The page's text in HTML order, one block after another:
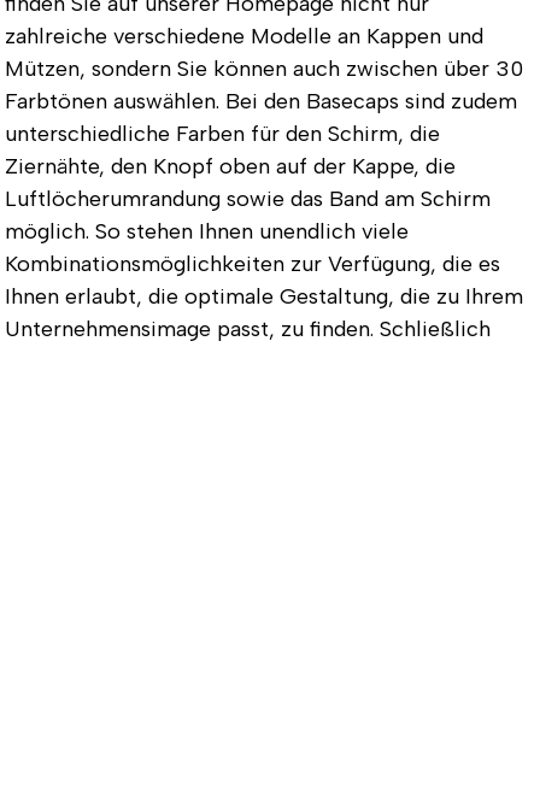
zahlreiche verschiedene Modelle an Kappen und
Mützen, sondern Sie können auch zwischen über 30
Farbtönen auswählen. Bei den Basecaps sind zudem
unterschiedliche Farben für den Schirm, die
Ziernähte, den Knopf oben auf der Kappe, die
Luftlöcherumrandung sowie das Band am Schirm
möglich. So stehen Ihnen unendlich viele
Kombinationsmöglichkeiten zur Verfügung, die es
Ihnen erlaubt, die optimale Gestaltung, die zu Ihrem
Unternehmensimage passt, zu finden. Schließlich